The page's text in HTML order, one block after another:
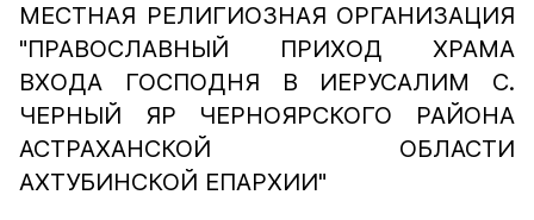
МЕСТНАЯ РЕЛИГИОЗНАЯ ОРГАНИЗАЦИЯ
"ПРАВОСЛАВНЫЙ ПРИХОД ХРАМА
ВХОДА ГОСПОДНЯ В ИЕРУСАЛИМ С.
ЧЕРНЫЙ ЯР ЧЕРНОЯРСКОГО РАЙОНА
АСТРАХАНСКОЙ ОБЛАСТИ
АХТУБИНСКОЙ ЕПАРХИИ"